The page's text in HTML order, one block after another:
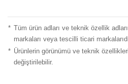
* Tüm ürün adları ve teknik özellik
markaları veya tescilli ticari
* Ürünlerin görünümü ve teknik
değiştirilebilir.